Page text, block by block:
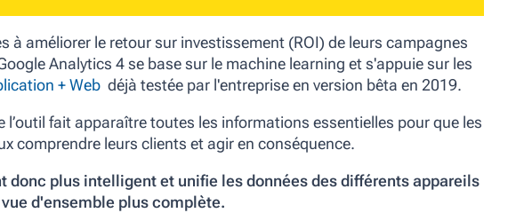
à améliorer le retour sur investissement (ROI) de leurs campagnes
Analytics 4 se base sur le machine learning et s'appuie sur les
+ Web déjà testée par l'entreprise en version bêta en 2019.
l’outil fait apparaître toutes les informations essentielles pour que les
comprendre leurs clients et agir en conséquence.
donc plus intelligent et unifie les données des différents appareils
vue d'ensemble plus complète.